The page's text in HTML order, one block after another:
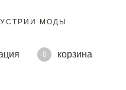
МОДЫ
0
корзина